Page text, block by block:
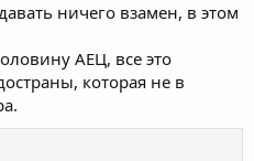
ничего взамен, в этом
АЕЦ, все это
которая не в